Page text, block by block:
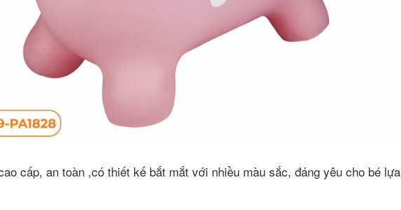
cấp, an toàn ,có thiết kế bắt mắt với nhiều màu sắc, đáng yêu cho bé lựa